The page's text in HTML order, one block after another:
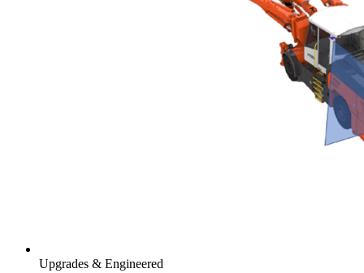
Upgrades & Engineered